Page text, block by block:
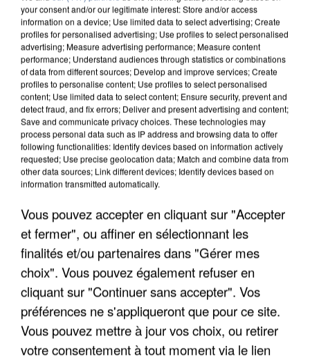
APRÈS TOUTES CES CANICULES, LES REFUGES
DE FAUNE SAUVAGE SONT...
your consent and/or our legitimate interest: Store and/or access
information on a device; Use limited data to select advertising; Create
profiles for personalised advertising; Use profiles to select personalised
advertising; Measure advertising performance; Measure content
performance; Understand audiences through statistics or combinations
of data from different sources; Develop and improve services; Create
profiles to personalise content; Use profiles to select personalised
content; Use limited data to select content; Ensure security, prevent and
detect fraud, and fix errors; Deliver and present advertising and content;
Save and communicate privacy choices. These technologies may
process personal data such as IP address and browsing data to offer
following functionalities: Identify devices based on information actively
requested; Use precise geolocation data; Match and combine data from
other data sources; Link different devices; Identify devices based on
information transmitted automatically.
Vous pouvez accepter en cliquant sur "Accepter
et fermer", ou affiner en sélectionnant les
finalités et/ou partenaires dans "Gérer mes
choix". Vous pouvez également refuser en
cliquant sur "Continuer sans accepter". Vos
préférences ne s'appliqueront que pour ce site.
Vous pouvez mettre à jour vos choix, ou retirer
votre consentement à tout moment via le lien